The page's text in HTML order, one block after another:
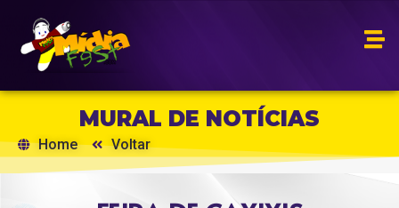
MURAL DE NOTÍCIAS
Home Voltar